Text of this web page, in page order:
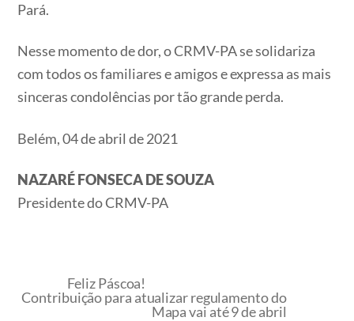
Pará.
Nesse momento de dor, o CRMV-PA se solidariza
com todos os familiares e amigos e expressa as mais
sinceras condolências por tão grande perda.
Belém, 04 de abril de 2021
NAZARÉ FONSECA DE SOUZA
Presidente do CRMV-PA
Feliz Páscoa!
Contribuição para atualizar regulamento do
Mapa vai até 9 de abril